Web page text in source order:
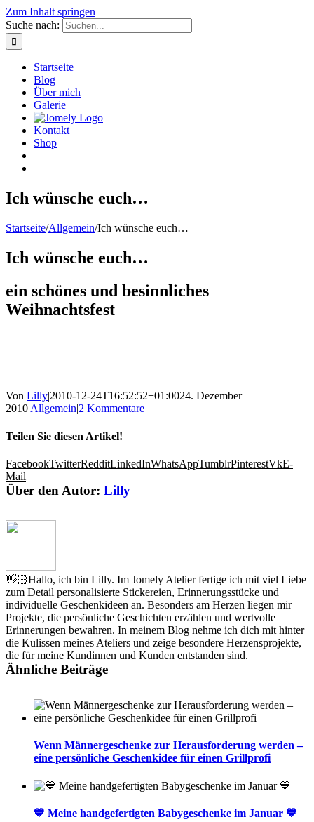
Zum Inhalt springen
Suche nach:
Startseite
Blog
Über mich
Galerie
Kontakt
Shop
Ich wünsche euch…
Startseite/Allgemein/Ich wünsche euch…
Ich wünsche euch…
ein schönes und besinnliches
Weihnachtsfest
Von Lilly|2010-12-24T16:52:52+01:0024. Dezember
2010|Allgemein|2 Kommentare
Teilen Sie diesen Artikel!
FacebookTwitterRedditLinkedInWhatsAppTumblrPinterestVkE-
Mail
Über den Autor: Lilly
👋🏻Hallo, ich bin Lilly. Im Jomely Atelier fertige ich mit viel Liebe
zum Detail personalisierte Stickereien, Erinnerungsstücke und
individuelle Geschenkideen an. Besonders am Herzen liegen mir
Projekte, die persönliche Geschichten erzählen und wertvolle
Erinnerungen bewahren. In meinem Blog nehme ich dich mit hinter
die Kulissen meines Ateliers und zeige besondere Herzensprojekte,
die für meine Kundinnen und Kunden entstanden sind.
Ähnliche Beiträge
Wenn Männergeschenke zur Herausforderung werden –
eine persönliche Geschenkidee für einen Grillprofi
💙 Meine handgefertigten Babygeschenke im Januar 💙